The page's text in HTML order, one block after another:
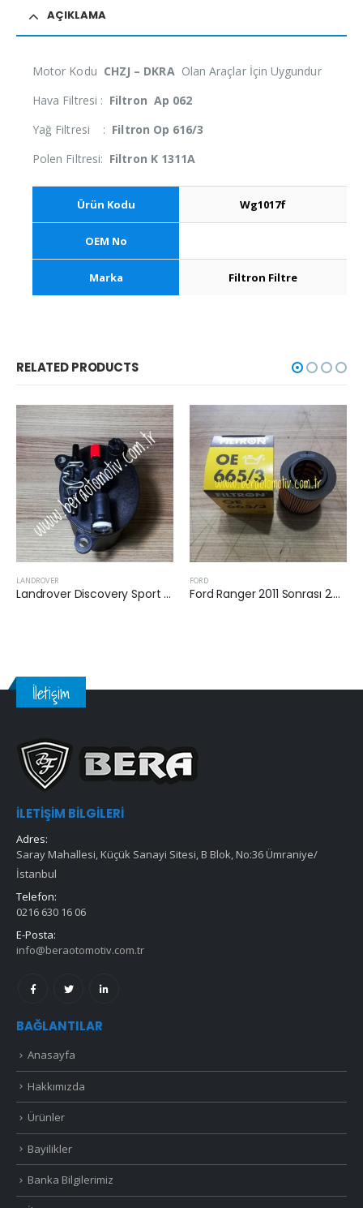
AÇIKLAMA
Motor Kodu CHZJ – DKRA Olan Araçlar İçin Uygundur
Hava Filtresi : Filtron Ap 062
Yağ Filtresi : Filtron Op 616/3
Polen Filtresi: Filtron K 1311A
Ürün Kodu Wg1017f
OEM No
Marka Filtron Filtre
RELATED PRODUCTS
LANDROVER
Landrover Discovery Sport (L550) 2014 Sonrası 2.2 D Yakıt Filtresi
FORD
Ford Ranger 2011 Sonrası 2.2 Tdci Yağ Filtresi
İletişim
İLETIŞIM BILGILERI
Adres:
Saray Mahallesi, Küçük Sanayi Sitesi, B Blok, No:36 Ümraniye/
İstanbul
Telefon:
0216 630 16 06
E-Posta:
info@beraotomotiv.com.tr
BAĞLANTILAR
Anasayfa
Hakkımızda
Ürünler
Bayilikler
Banka Bilgilerimiz